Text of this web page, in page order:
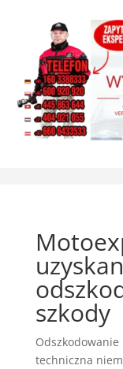
szkody
techniczna